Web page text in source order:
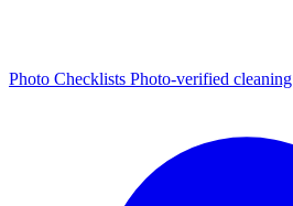
Photo Checklists Photo-verified cleaning